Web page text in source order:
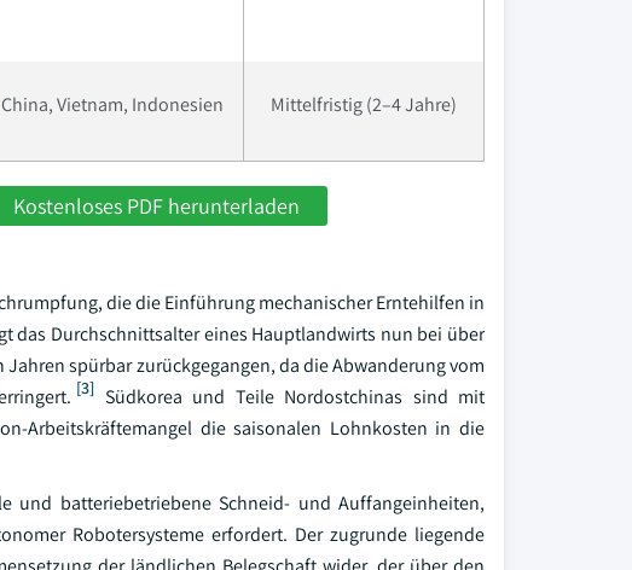
Vietnam, Indonesien Mittelfristig (2–4 Jahre)
Kostenloses PDF herunterladen
die die Einführung mechanischer Erntehilfen in
das Durchschnittsalter eines Hauptlandwirts nun bei über
spürbar zurückgegangen, da die Abwanderung vom
[3] Südkorea und Teile Nordostchinas sind mit
Arbeitskräftemangel die saisonalen Lohnkosten in die
und batteriebetriebene Schneid- und Auffangeinheiten,
Robotersysteme erfordert. Der zugrunde liegende